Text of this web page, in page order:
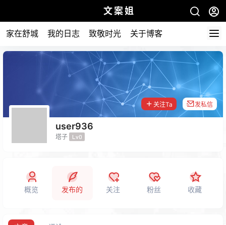
文案姐
家在舒城 我的日志 致敬时光 关于博客
user936
塔子 Lv0
关注Ta 发私信
概览 发布的 关注 粉丝 收藏